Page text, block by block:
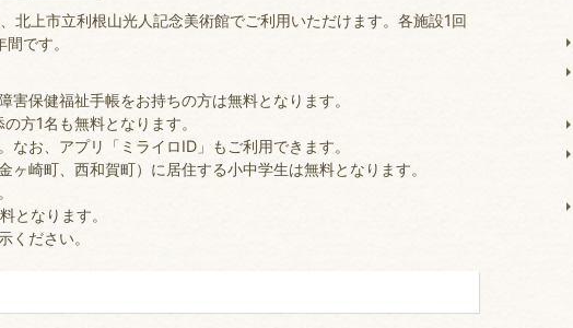
北上市立利根山光人記念美術館でご利用いただけます。各施設1回
です。
害保健福祉手帳をお持ちの方は無料となります。
方1名も無料となります。
なお、アプリ「ミライロID」もご利用できます。
ヶ崎町、西和賀町）に居住する小中学生は無料となります。
となります。
ください。